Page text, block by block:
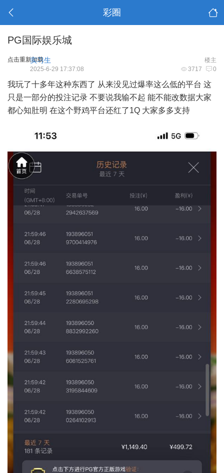
彩圈
PG国际娱乐城
点击重新加载 楼主
实习生
3717 0
2025-6-29 17:37:08
我玩了十多年这种东西了 从来没见过爆率这么低的平台 这
只是一部分的投注记录 不要说我输不起 能不能改数据大家
都心知肚明 在这个野鸡平台还红了1Q 大家多多支持